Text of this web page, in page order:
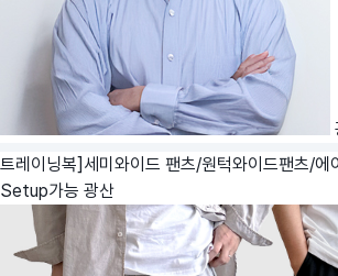
트레이닝복]세미와이드 팬츠/원턱와이드팬츠/에
Setup가능 광산